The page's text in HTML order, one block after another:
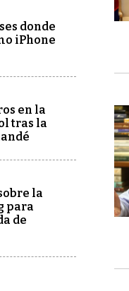
donde
iPhone
en la
tras la
la
para
de